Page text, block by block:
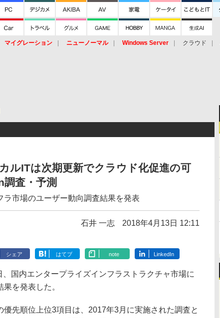
マイグレーション ニューノーマル Windows Server クラウド
ルITは次期更新でクラウド化促進の可
査・予測
ラ市場のユーザー動向調査結果を発表
石井 一志 2018年4月13日 12:11
シェア はてブ note LinkedIn
国内エンタープライズインフラストラクチャ市場に
を発表した。
先順位上位3項目は、2017年3月に実施された調査と